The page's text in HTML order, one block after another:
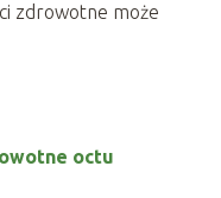
zdrowotne może
octu